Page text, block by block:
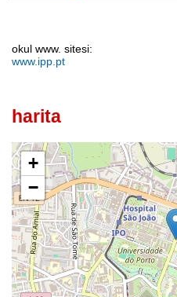
okul www. sitesi:
www.ipp.pt
harita
+
−